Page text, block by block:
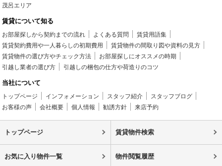
茂呂エリア
賃貸について知る
お部屋探しから契約までの流れ よくある質問
賃貸用語集
賃貸契約費用や一人暮らしの初期費用
賃貸物件の間取り図や資料の見方
賃貸物件の選び方やチェック方法
お部屋探しにオススメの時期
引越し業者の選び方
引越しの梱包の仕方や荷造りのコツ
当社について
トップページ インフォメーション スタッフ紹介
スタッフブログ
お客様の声
会社概要 個人情報 勧誘方針 来店予約
トップページ 賃貸物件検索
お気に入り物件一覧 物件閲覧履歴